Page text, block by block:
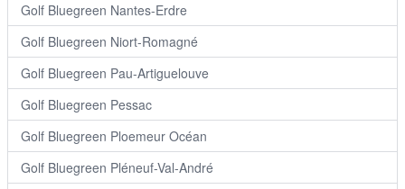
Golf Bluegreen Nantes-Erdre
Golf Bluegreen Niort-Romagné
Golf Bluegreen Pau-Artiguelouve
Golf Bluegreen Pessac
Golf Bluegreen Ploemeur Océan
Golf Bluegreen Pléneuf-Val-André